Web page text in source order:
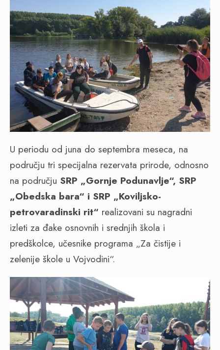
U periodu od juna do septembra meseca, na
području tri specijalna rezervata prirode, odnosno
na području SRP „Gornje Podunavlje“, SRP
„Obedska bara“ i SRP „Koviljsko-
petrovaradinski rit“ realizovani su nagradni
izleti za đake osnovnih i srednjih škola i
predškolce, učesnike programa „Za čistije i
zelenije škole u Vojvodini“.